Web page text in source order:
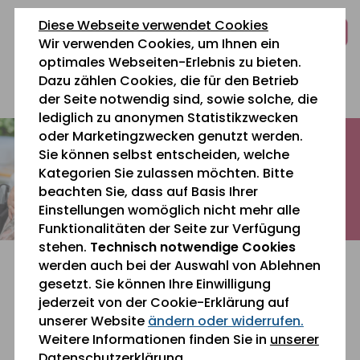
Diese Webseite verwendet Cookies
Wir verwenden Cookies, um Ihnen ein
optimales Webseiten-Erlebnis zu bieten.
Dazu zählen Cookies, die für den Betrieb
der Seite notwendig sind, sowie solche, die
lediglich zu anonymen Statistikzwecken
oder Marketingzwecken genutzt werden.
Sie können selbst entscheiden, welche
Kategorien Sie zulassen möchten. Bitte
beachten Sie, dass auf Basis Ihrer
Einstellungen womöglich nicht mehr alle
Funktionalitäten der Seite zur Verfügung
stehen. Technisch notwendige Cookies
werden auch bei der Auswahl von Ablehnen
gesetzt. Sie können Ihre Einwilligung
jederzeit von der Cookie-Erklärung auf
unserer Website ändern oder widerrufen.
Weitere Informationen finden Sie in unserer
zum
Inhalt
springen
zur
Navigation
springen
zum
Fußbereich
springen
0 26 42 40 60
Sie befinden sich gerade hier:Aktuelles